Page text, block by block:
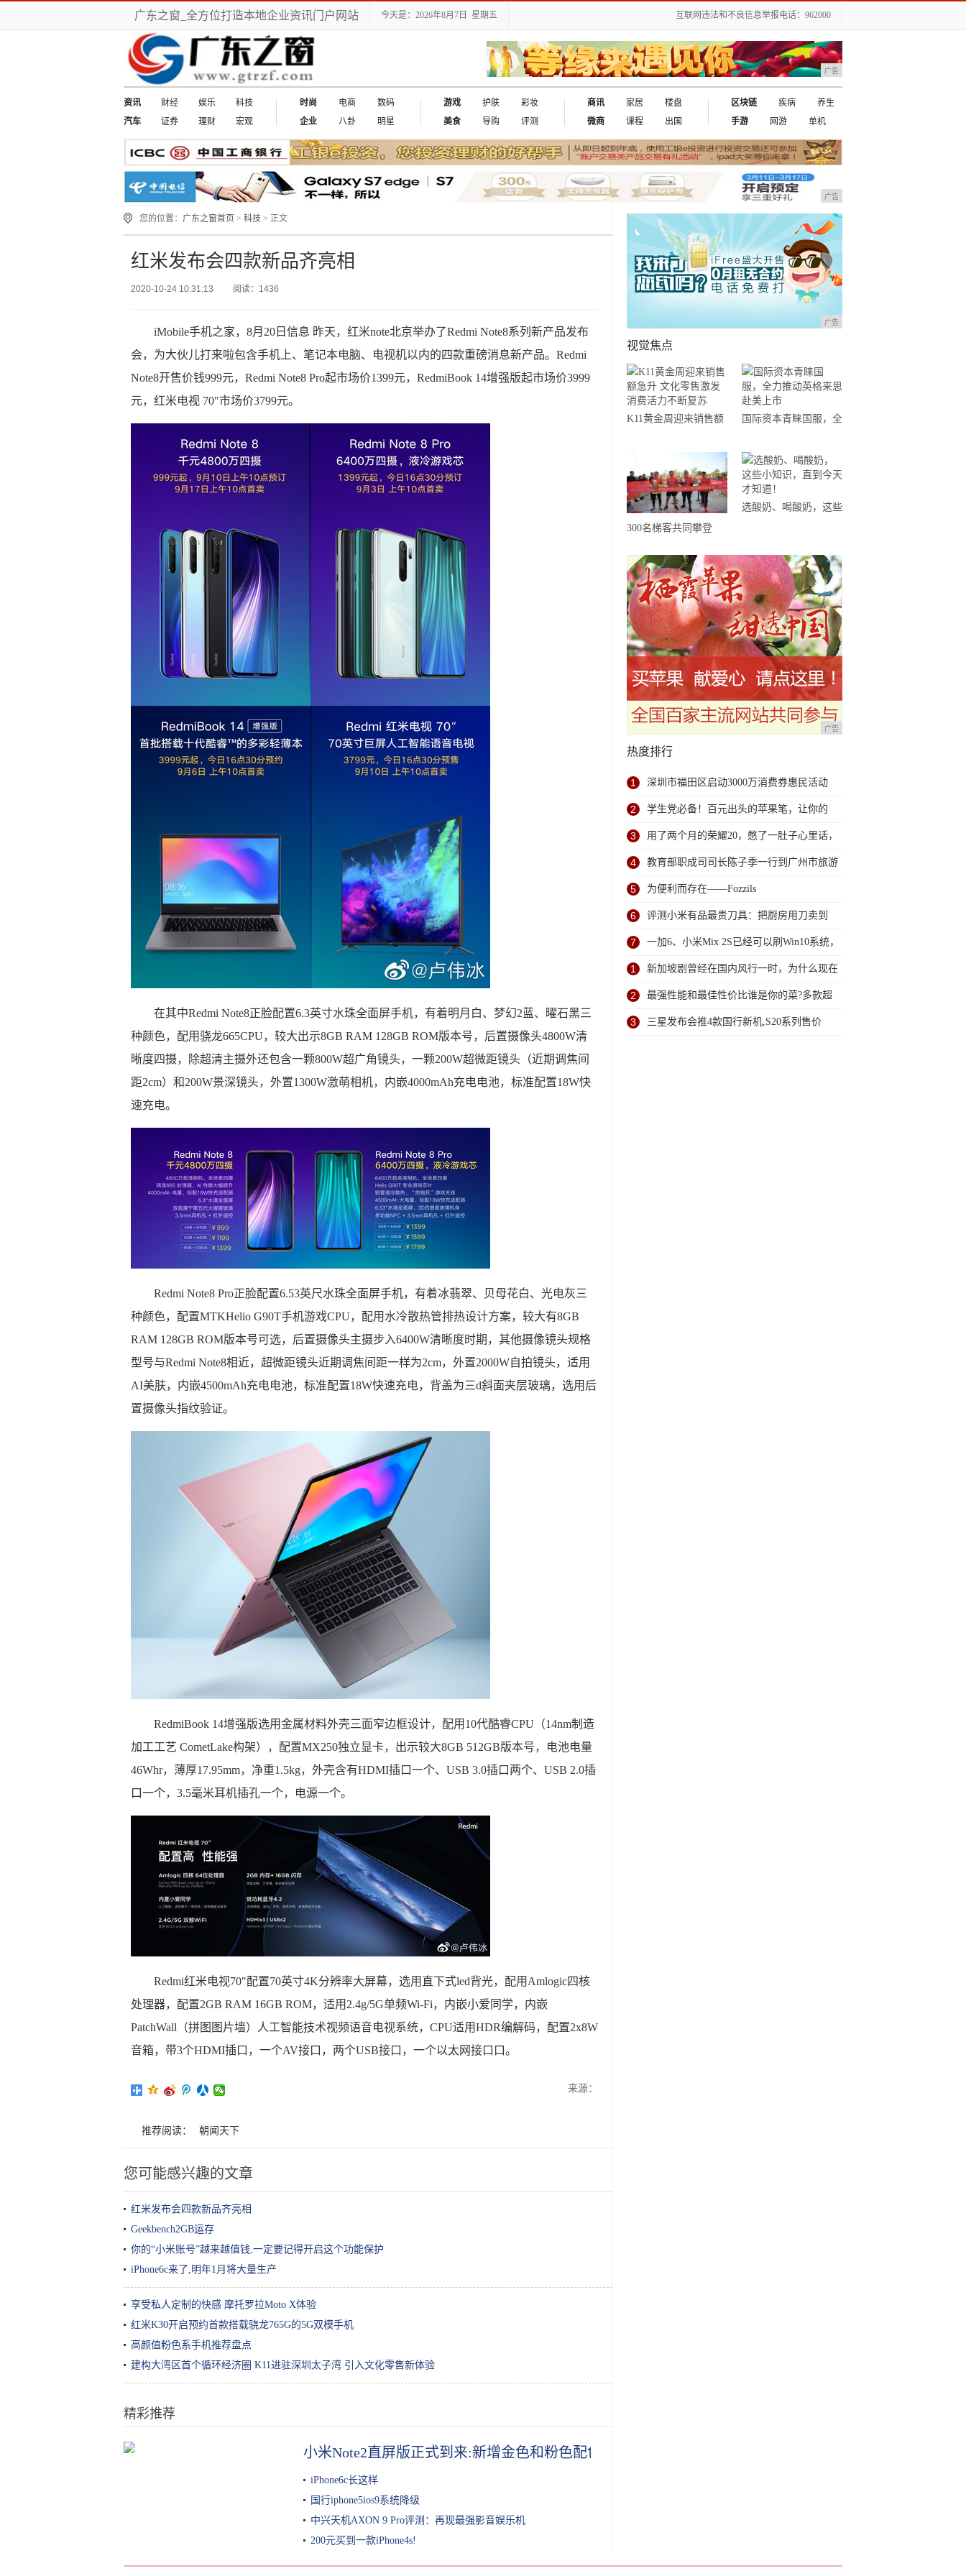
广东之窗_全方位打造本地企业资讯门户网站 今天是：2026年8月7日 星期五 互联网违法和不良信息举报电话：962000
广告
资讯 财经 娱乐
科技
汽车
证券 理财 宏观
时尚 电商
数码
企业
八卦 明星
游戏 护肤
彩妆
美食
导购 评测
商讯 家居
楼盘
微商
课程 出国
区块链 疾病
养生
手游
网游 单机
广告
您的位置： 广东之窗首页 > 科技 > 正文
红米发布会四款新品齐亮相
2020-10-24 10:31:13 阅读：1436
iMobile手机之家，8月20日信息 昨天，红米note北京举办了Redmi Note8系列新产品发布
会，为大伙儿打来啦包含手机上、笔记本电脑、电视机以内的四款重磅消息新产品。Redmi
Note8开售价钱999元，Redmi Note8 Pro起市场价1399元，RedmiBook 14增强版起市场价3999
元，红米电视 70"市场价3799元。
在其中Redmi Note8正脸配置6.3英寸水珠全面屏手机，有着明月白、梦幻2蓝、曜石黑三
种颜色，配用骁龙665CPU，较大出示8GB RAM 128GB ROM版本号，后置摄像头4800W清
晰度四摄，除超清主摄外还包含一颗800W超广角镜头，一颗200W超微距镜头（近期调焦间
距2cm）和200W景深镜头，外置1300W激萌相机，内嵌4000mAh充电电池，标准配置18W快
速充电。
Redmi Note8 Pro正脸配置6.53英尺水珠全面屏手机，有着冰翡翠、贝母花白、光电灰三
种颜色，配置MTKHelio G90T手机游戏CPU，配用水冷散热管排热设计方案，较大有8GB
RAM 128GB ROM版本号可选，后置摄像头主摄步入6400W清晰度时期，其他摄像镜头规格
型号与Redmi Note8相近，超微距镜头近期调焦间距一样为2cm，外置2000W自拍镜头，适用
AI美肤，内嵌4500mAh充电电池，标准配置18W快速充电，背盖为三d斜面夹层玻璃，选用后
置摄像头指纹验证。
RedmiBook 14增强版选用金属材料外壳三面窄边框设计，配用10代酷睿CPU（14nm制造
加工工艺 CometLake构架），配置MX250独立显卡，出示较大8GB 512GB版本号，电池电量
46Whr，薄厚17.95mm，净重1.5kg，外壳含有HDMI插口一个、USB 3.0插口两个、USB 2.0插
口一个，3.5毫米耳机插孔一个，电源一个。
Redmi红米电视70"配置70英寸4K分辨率大屏幕，选用直下式led背光，配用Amlogic四核
处理器，配置2GB RAM 16GB ROM，适用2.4g/5G单频Wi-Fi，内嵌小爱同学，内嵌
PatchWall（拼图图片墙）人工智能技术视频语音电视系统，CPU适用HDR编解码，配置2x8W
音箱，带3个HDMI插口，一个AV接口，两个USB接口，一个以太网接口口。
来源：
推荐阅读： 朝闻天下
您可能感兴趣的文章
红米发布会四款新品齐亮相
Geekbench2GB运存
你的“小米账号”越来越值钱,一定要记得开启这个功能保护
iPhone6c来了,明年1月将大量生产
享受私人定制的快感 摩托罗拉Moto X体验
红米K30开启预约首款搭载骁龙765G的5G双模手机
高颜值粉色系手机推荐盘点
建构大湾区首个循环经济圈 K11进驻深圳太子湾 引入文化零售新体验
精彩推荐
这款电动牙刷的UV杀菌+自动烘
小米Note2直屏版正式到来:新增金色和粉色配色
iPhone6c长这样
国行iphone5ios9系统降级
中兴天机AXON 9 Pro评测：再现最强影音娱乐机
200元买到一款iPhone4s!
广告
视觉焦点
K11黄金周迎来销售额
国际资本青睐国服，全
市
300名梯客共同攀登
级精英赛顺德海骏达中
心站欢乐开跑
选酸奶、喝酸奶，这些
广告
热度排行
1 深圳市福田区启动3000万消费券惠民活动
2 学生党必备！百元出头的苹果笔，让你的
iPad成为学习神器
3 用了两个月的荣耀20，憋了一肚子心里话，
今天终于一吐为快
4 教育部职成司司长陈子季一行到广州市旅游
商务职业学校考察调研
5 为便利而存在——Fozzils
6 评测小米有品最贵刀具：把厨房用刀卖到
999元的秘密
7 一加6、小米Mix 2S已经可以刷Win10系统，
网友：安卓提不动刀了？
1 新加坡剧曾经在国内风行一时，为什么现在
却很少看到了？
2 最强性能和最佳性价比谁是你的菜?多款超
值5G手机推荐
3 三星发布会推4款国行新机,S20系列售价